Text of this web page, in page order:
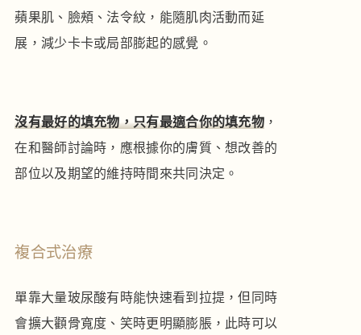
蘋果肌、臉頰、法令紋，能隨肌肉活動而延
展，減少卡卡或局部膨起的感覺。
沒有最好的填充物，只有最適合你的填充物 ，
在和醫師討論時，應根據你的膚質、想改善的
部位以及期望的維持時間來共同決定。
複合式治療
單靠大量玻尿酸有時能快速看到拉提，但同時
會擴大顴骨寬度、笑時更明顯膨脹，此時可以